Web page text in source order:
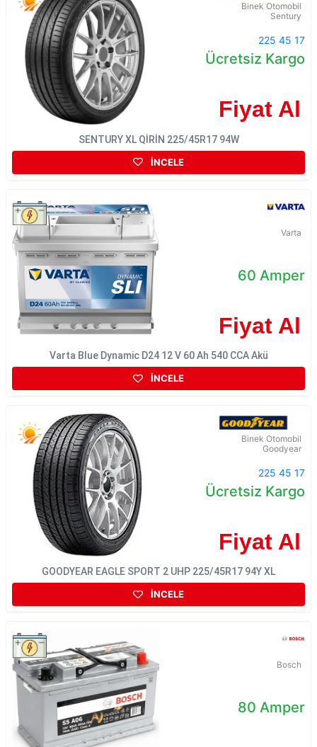
Binek Otomobil
Sentury
225 45 17
Ücretsiz Kargo
Fiyat Al
SENTURY XL QİRİN 225/45R17 94W
İNCELE
Varta
60 Amper
Fiyat Al
Varta Blue Dynamic D24 12 V 60 Ah 540 CCA Akü
İNCELE
Binek Otomobil
Goodyear
225 45 17
Ücretsiz Kargo
Fiyat Al
GOODYEAR EAGLE SPORT 2 UHP 225/45R17 94Y XL
İNCELE
Bosch
80 Amper